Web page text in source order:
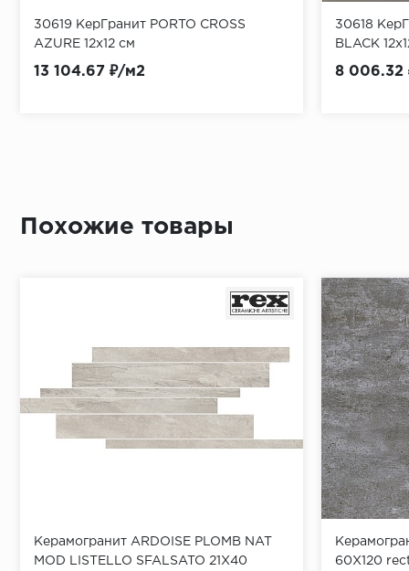
30619 КерГранит PORTO CROSS
AZURE 12x12 см
13 104.67 ₽/м2
30618
BLACK
8 006.32
Похожие товары
Керамогранит ARDOISE PLOMB NAT
MOD LISTELLO SFALSATO 21X40
60X120